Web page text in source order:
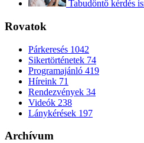
Tabudöntő kérdés
Rovatok
Párkeresés 1042
Sikertörténetek 74
Programajánló 419
Híreink 71
Rendezvények 34
Videók 238
Lánykérések 197
Archívum